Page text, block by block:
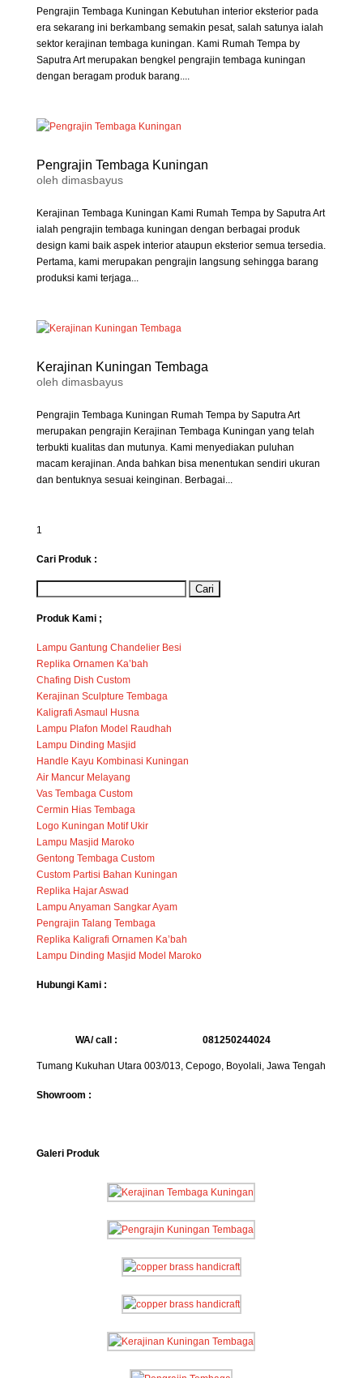
Pengrajin Tembaga Kuningan Kebutuhan interior eksterior pada
era sekarang ini berkambang semakin pesat, salah satunya ialah
sektor kerajinan tembaga kuningan. Kami Rumah Tempa by
Saputra Art merupakan bengkel pengrajin tembaga kuningan
dengan beragam produk barang....
Pengrajin Tembaga Kuningan
oleh dimasbayus
Kerajinan Tembaga Kuningan Kami Rumah Tempa by Saputra Art
ialah pengrajin tembaga kuningan dengan berbagai produk
design kami baik aspek interior ataupun eksterior semua tersedia.
Pertama, kami merupakan pengrajin langsung sehingga barang
produksi kami terjaga...
Kerajinan Kuningan Tembaga
oleh dimasbayus
Pengrajin Tembaga Kuningan Rumah Tempa by Saputra Art
merupakan pengrajin Kerajinan Tembaga Kuningan yang telah
terbukti kualitas dan mutunya. Kami menyediakan puluhan
macam kerajinan. Anda bahkan bisa menentukan sendiri ukuran
dan bentuknya sesuai keinginan. Berbagai...
1
Cari Produk :
Produk Kami ;
Lampu Gantung Chandelier Besi
Replika Ornamen Ka’bah
Chafing Dish Custom
Kerajinan Sculpture Tembaga
Kaligrafi Asmaul Husna
Lampu Plafon Model Raudhah
Lampu Dinding Masjid
Handle Kayu Kombinasi Kuningan
Air Mancur Melayang
Vas Tembaga Custom
Cermin Hias Tembaga
Logo Kuningan Motif Ukir
Lampu Masjid Maroko
Gentong Tembaga Custom
Custom Partisi Bahan Kuningan
Replika Hajar Aswad
Lampu Anyaman Sangkar Ayam
Pengrajin Talang Tembaga
Replika Kaligrafi Ornamen Ka’bah
Lampu Dinding Masjid Model Maroko
Hubungi Kami :
WA/ call : 081250244024
Tumang Kukuhan Utara 003/013, Cepogo, Boyolali, Jawa Tengah
Showroom :
Galeri Produk